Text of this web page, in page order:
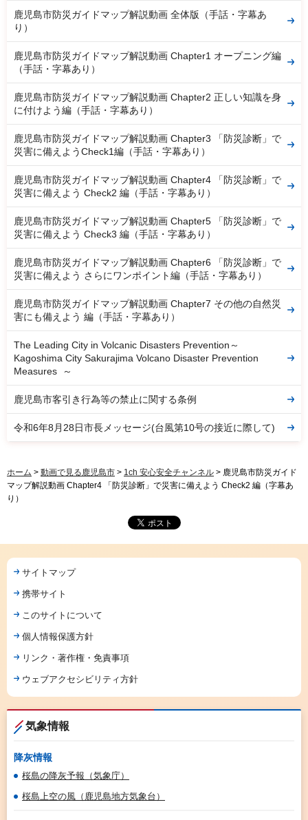
鹿児島市防災ガイドマップ解説動画 全体版（手話・字幕あ
り）
鹿児島市防災ガイドマップ解説動画 Chapter1 オープニング編
（手話・字幕あり）
鹿児島市防災ガイドマップ解説動画 Chapter2 正しい知識を身
に付けよう編（手話・字幕あり）
鹿児島市防災ガイドマップ解説動画 Chapter3 「防災診断」で
災害に備えようCheck1編（手話・字幕あり）
鹿児島市防災ガイドマップ解説動画 Chapter4 「防災診断」で
災害に備えよう Check2 編（手話・字幕あり）
鹿児島市防災ガイドマップ解説動画 Chapter5 「防災診断」で
災害に備えよう Check3 編（手話・字幕あり）
鹿児島市防災ガイドマップ解説動画 Chapter6 「防災診断」で
災害に備えよう さらにワンポイント編（手話・字幕あり）
鹿児島市防災ガイドマップ解説動画 Chapter7 その他の自然災
害にも備えよう 編（手話・字幕あり）
The Leading City in Volcanic Disasters Prevention～
Kagoshima City Sakurajima Volcano Disaster Prevention
Measures ～
鹿児島市客引き行為等の禁止に関する条例
令和6年8月28日市長メッセージ(台風第10号の接近に際して)
ホーム > 動画で見る鹿児島市 > 1ch 安心安全チャンネル > 鹿児島市防災ガイド
マップ解説動画 Chapter4 「防災診断」で災害に備えよう Check2 編（字幕あ
り）
サイトマップ
携帯サイト
このサイトについて
個人情報保護方針
リンク・著作権・免責事項
ウェブアクセシビリティ方針
気象情報
降灰情報
桜島の降灰予報（気象庁）
桜島上空の風（鹿児島地方気象台）